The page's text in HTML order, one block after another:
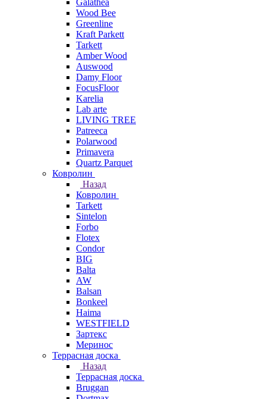
Galathea
Wood Bee
Greenline
Kraft Parkett
Tarkett
Amber Wood
Auswood
Damy Floor
FocusFloor
Karelia
Lab arte
LIVING TREE
Patreeca
Polarwood
Primavera
Quartz Parquet
Ковролин
Назад
Ковролин
Tarkett
Sintelon
Forbo
Flotex
Condor
BIG
Balta
AW
Balsan
Bonkeel
Haima
WESTFIELD
Зартекс
Меринос
Террасная доска
Назад
Террасная доска
Bruggan